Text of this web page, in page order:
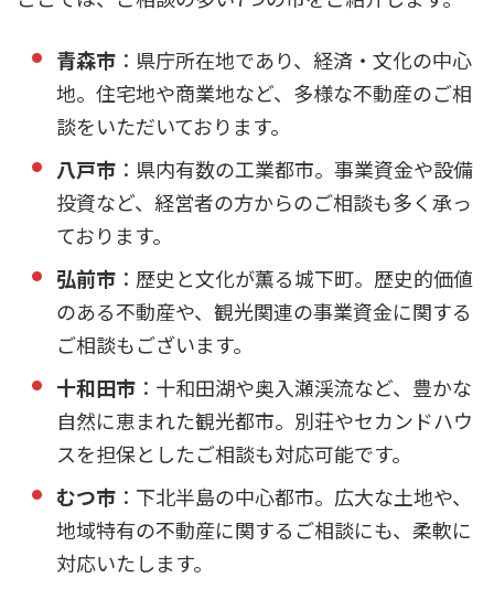
青森市 ：県庁所在地であり、経済・文化の中心
地。住宅地や商業地など、多様な不動産のご相
談をいただいております。
八戸市 ：県内有数の工業都市。事業資金や設備
投資など、経営者の方からのご相談も多く承っ
ております。
弘前市 ：歴史と文化が薫る城下町。歴史的価値
のある不動産や、観光関連の事業資金に関する
ご相談もございます。
十和田市 ：十和田湖や奥入瀬渓流など、豊かな
自然に恵まれた観光都市。別荘やセカンドハウ
スを担保としたご相談も対応可能です。
むつ市 ：下北半島の中心都市。広大な土地や、
地域特有の不動産に関するご相談にも、柔軟に
対応いたします。